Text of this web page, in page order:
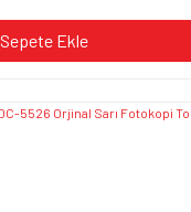
Sepete Ekle